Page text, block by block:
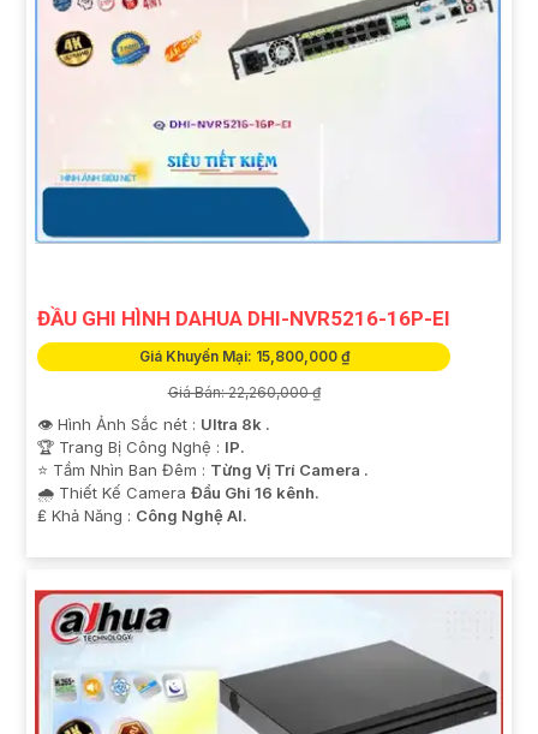
ĐẦU GHI HÌNH DAHUA DHI-NVR5216-16P-EI
Giá Khuyến Mại: 15,800,000 ₫
Giá Bán: 22,260,000 ₫
👁 Hình Ảnh Sắc nét : Ultra 8k .
🏆 Trang Bị Công Nghệ : IP.
⭐ Tầm Nhìn Ban Đêm : Từng Vị Trí Camera .
🌧️ Thiết Kế Camera Đầu Ghi 16 kênh.
️₤ Khả Năng : Công Nghệ AI.